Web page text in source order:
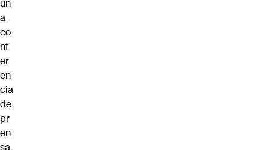
un
a
co
nf
er
en
cia
de
pr
en
sa